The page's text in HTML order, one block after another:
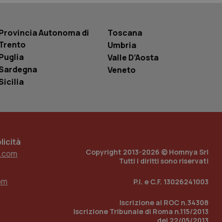
Autonoma di
Toscana
Umbria
Valle D’Aosta
Veneto
Copyright 2013-2026 © Homnya Srl
Tutti i diritti sono riservati
P.I. e C.F. 13026241003
Iscrizione al ROC n.34308
Iscrizione Tribunale di Roma n.115/2013
il sito, ma un
di accesso per
Analytics
di
incorporati
del sito web sta
di